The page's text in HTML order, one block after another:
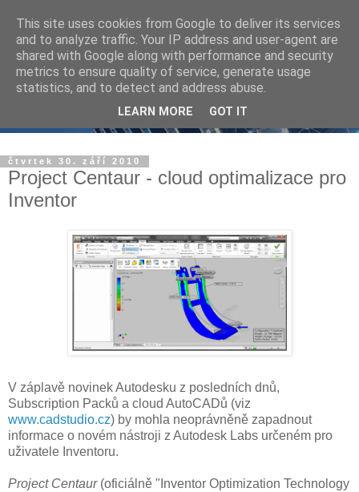
čtvrtek 30. září 2010
Project Centaur - cloud optimalizace pro
Inventor
V záplavě novinek Autodesku z posledních dnů,
Subscription Packů a cloud AutoCADů (viz
www.cadstudio.cz) by mohla neoprávněně zapadnout
informace o novém nástroji z Autodesk Labs určeném pro
uživatele Inventoru.
Project Centaur(oficiálně "Inventor Optimization Technology
This site uses cookies from Google to deliver its services
and to analyze traffic. Your IP address and user-agent are
shared with Google along with performance and security
metrics to ensure quality of service, generate usage
statistics, and to detect and address abuse.
LEARN MORE GOT IT